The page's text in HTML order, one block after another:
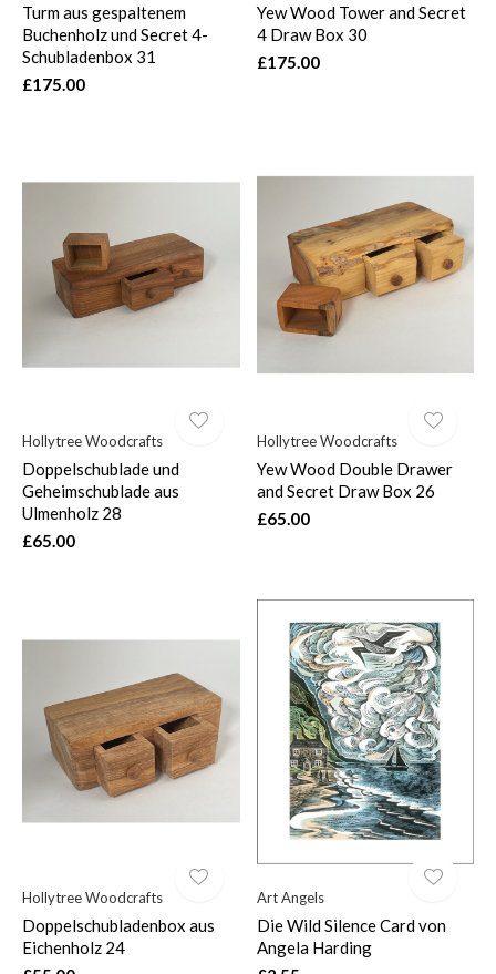
Turm aus gespaltenem
Buchenholz und Secret 4-
Schubladenbox 31
£175.00
Yew Wood Tower and Secret
4 Draw Box 30
£175.00
Hollytree Woodcrafts
Doppelschublade und
Geheimschublade aus
Ulmenholz 28
£65.00
Hollytree Woodcrafts
Yew Wood Double Drawer
and Secret Draw Box 26
£65.00
Hollytree Woodcrafts
Doppelschubladenbox aus
Eichenholz 24
Art Angels
Die Wild Silence Card von
Angela Harding